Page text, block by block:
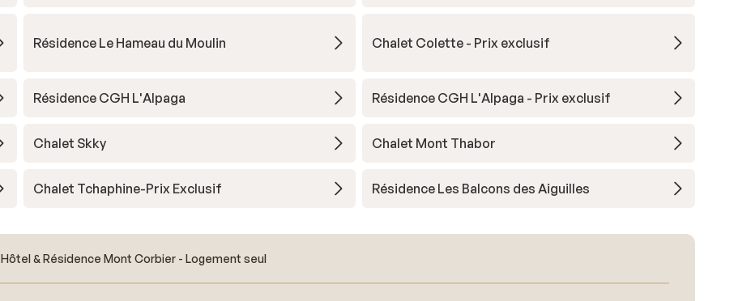
Résidence Le Hameau du Moulin Chalet Colette - Prix exclusif
Résidence CGH L'Alpaga Résidence CGH L'Alpaga - Prix exclusif
Chalet Skky Chalet Mont Thabor
Chalet Tchaphine-Prix Exclusif Résidence Les Balcons des Aiguilles
Hôtel & Résidence Mont Corbier - Logement seul